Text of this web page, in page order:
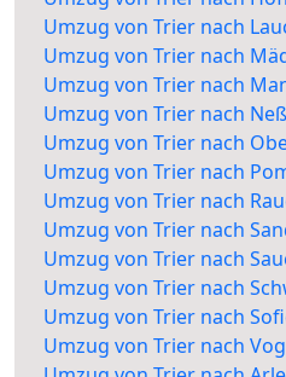
Umzug von Trier nach
Umzug von Trier nach
Umzug von Trier nach
Umzug von Trier nach
Umzug von Trier nach
Umzug von Trier nach
Umzug von Trier nach
Umzug von Trier nach
Umzug von Trier nach
Umzug von Trier nach
Umzug von Trier nach
Umzug von Trier nach